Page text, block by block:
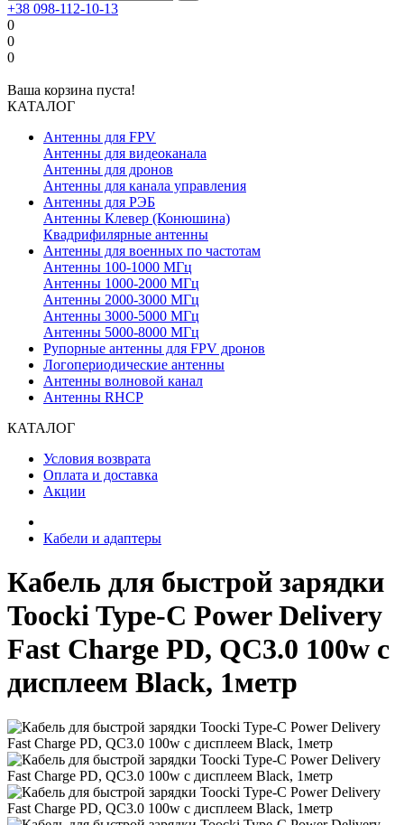
+38 098-112-10-13
0
0
0
Ваша корзина пуста!
КАТАЛОГ
Антенны для FPV
Антенны для видеоканала
Антенны для дронов
Антенны для канала управления
Антенны для РЭБ
Антенны Клевер (Конюшина)
Квадрифилярные антенны
Антенны для военных по частотам
Антенны 100-1000 МГц
Антенны 1000-2000 МГц
Антенны 2000-3000 МГц
Антенны 3000-5000 МГц
Антенны 5000-8000 МГц
Рупорные антенны для FPV дронов
Логопериодические антенны
Антенны волновой канал
Антенны RHCP
КАТАЛОГ
Условия возврата
Оплата и доставка
Акции
Кабели и адаптеры
Кабель для быстрой зарядки
Toocki Type-C Power Delivery
Fast Charge PD, QC3.0 100w с
дисплеем Black, 1метр